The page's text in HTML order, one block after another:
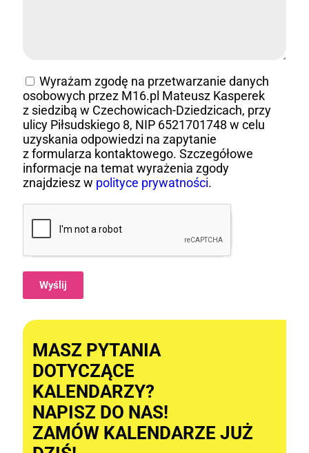
Wyrażam zgodę na przetwarzanie danych
osobowych przez M16.pl Mateusz Kasperek
z siedzibą w Czechowicach-Dziedzicach, przy
ulicy Piłsudskiego 8, NIP 6521701748 w celu
uzyskania odpowiedzi na zapytanie
z formularza kontaktowego. Szczegółowe
informacje na temat wyrażenia zgody
znajdziesz w polityce prywatności.
Wyślij
MASZ PYTANIA
DOTYCZĄCE
KALENDARZY?
NAPISZ DO NAS!
ZAMÓW KALENDARZE JUŻ